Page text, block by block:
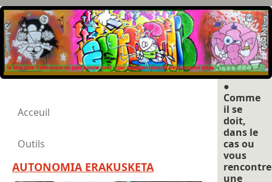
Acceuil
Outils
AUTONOMIA ERAKUSKETA
●
Comme
il se
doit,
dans le
cas ou
vous
une